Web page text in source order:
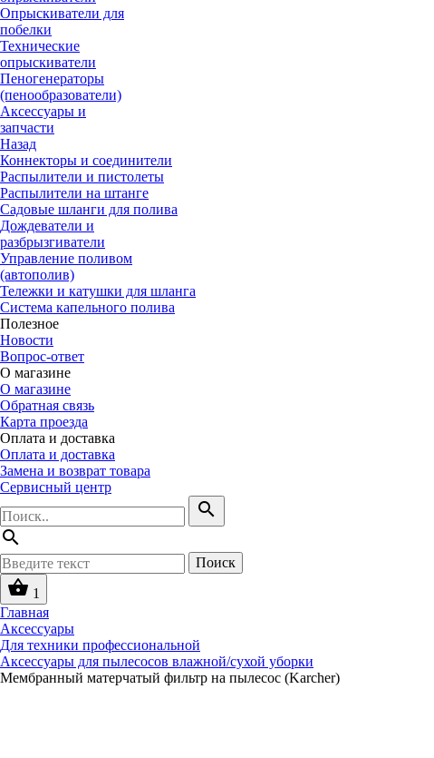
Опрыскиватели для
побелки
Технические
опрыскиватели
Пеногенераторы
(пенообразователи)
Аксессуары и
запчасти
Назад
Коннекторы и соединители
Распылители и пистолеты
Распылители на штанге
Садовые шланги для полива
Дождеватели и
разбрызгиватели
Управление поливом
(автополив)
Тележки и катушки для шланга
Система капельного полива
Полезное
Новости
Вопрос-ответ
О магазине
О магазине
Обратная связь
Карта проезда
Оплата и доставка
Оплата и доставка
Замена и возврат товара
Сервисный центр
search
search
Поиск
shopping_basket 1
Главная
Аксессуары
Для техники профессиональной
Аксессуары для пылесосов влажной/сухой уборки
Мембранный матерчатый фильтр на пылесос (Karcher)